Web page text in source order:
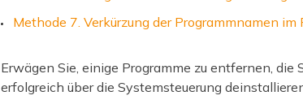
Methode 7. Verkürzung der Programmnamen im
Erwägen Sie, einige Programme zu entfernen,
erfolgreich über die Systemsteuerung